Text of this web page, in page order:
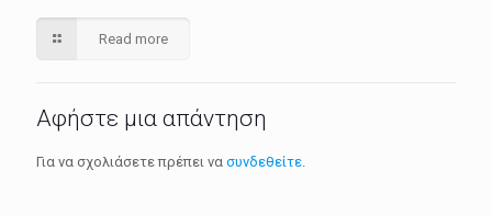
Read more
Αφήστε μια απάντηση
Για να σχολιάσετε πρέπει να συνδεθείτε